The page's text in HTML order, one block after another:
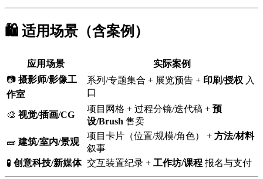
🛍️ 适用场景（含案例）
应用场景
实际案例
📷 摄影师/影像工
作室
系列/专题集合 + 展览预告 + 印刷/授权 入
口
🎨 视觉/插画/CG
项目网格 + 过程分镜/迭代稿 + 预
设/Brush 售卖
🧱 建筑/室内/景观
项目卡片（位置/规模/角色） + 方法/材料
叙事
🧪 创意科技/新媒体 交互装置纪录 + 工作坊/课程 报名与支付